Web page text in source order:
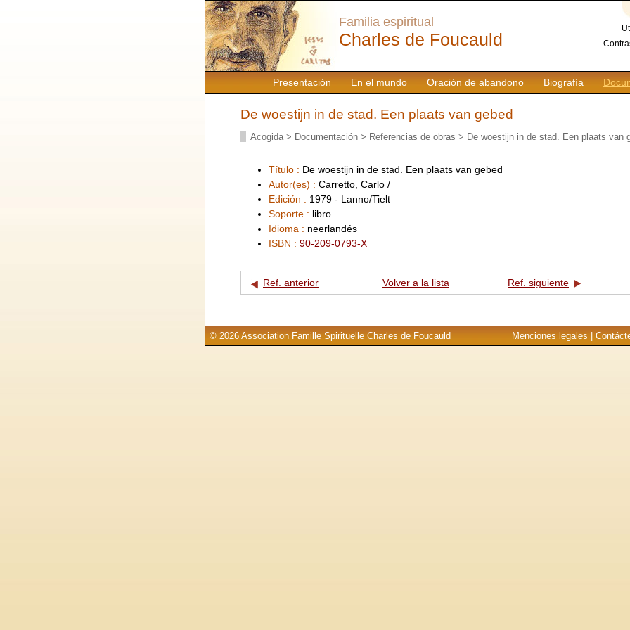
Presentación En el mundo Oración de abandono Biografía
Familia espiritual
Charles de Foucauld
De woestijn in de stad. Een plaats van gebed
Acogida > Documentación > Referencias de obras > De woestijn in de stad. Een plaats van
Título : De woestijn in de stad. Een plaats van gebed
Autor(es) : Carretto, Carlo /
Edición : 1979 - Lanno/Tielt
Soporte : libro
Idioma : neerlandés
ISBN : 90-209-0793-X
Ref. anterior Volver a la lista Ref. siguiente
Menciones legales
© 2026 Association Famille Spirituelle Charles de Foucauld